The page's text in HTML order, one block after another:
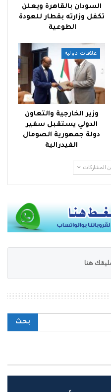
السودان بالقاهرة ويعلن
تكفل وزارته بقطار للعودة
الطوعية
علاقات دولية
وزير الخارجية والتعاون
الدولي يستقبل سفير
دولة جمهورية الصومال
الفيدرالية
المشاركات
هنا